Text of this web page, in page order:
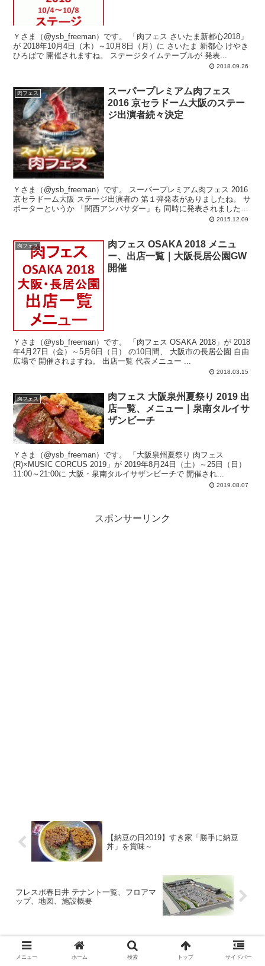
Ｙさま（@ysb_freeman）です。 「肉フェス さいたま新都心2018」
が 2018年10月4日（木）～10月8日（月）に さいたま 新都心 けやき
ひろばで 開催されますね。 ステージタイムテーブルが 発表...
2018.09.26
肉フェス
スーパープレミアム肉フェス
2016 京セラドーム大阪のステー
ジ出演者続々決定
Ｙさま（@ysb_freeman）です。 スーパープレミアム肉フェス 2016
京セラドーム大阪 ステージ出演者の 第１弾発表がありましたね。 サ
ポーターというか 「関西アンバサダー」も 同時に発表されました。
2015.12.09
肉フェス
肉フェス OSAKA 2018 メニュ
ー、出店一覧｜大阪長居公園GW
開催
Ｙさま（@ysb_freeman）です。 「肉フェス OSAKA 2018」が 2018
年4月27日（金）～5月6日（日） の10日間、 大阪市の長居公園 自由
広場で 開催されますね。 出店一覧 代表メニュー ...
2018.03.15
肉フェス
肉フェス 大阪泉州夏祭り 2019 出
店一覧、メニュー｜泉南タルイサ
ザンビーチ
Ｙさま（@ysb_freeman）です。 「大阪泉州夏祭り 肉フェス
(R)×MUSIC CORCUS 2019」が 2019年8月24日（土）～25日（日）
11:00～21:00に 大阪・泉南タルイサザンビーチで 開催され...
2019.08.07
スポンサーリンク
【納豆の日2019】すき家「勝手に納豆
丼」を賞味～
フレスポ春日井 テナント一覧、フロアマ
ップ、地図、施設概要
メニュー ホーム 検索 トップ サイドバー